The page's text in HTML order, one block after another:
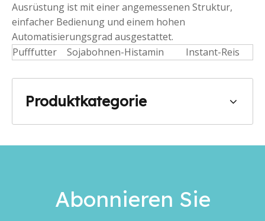
Ausrüstung ist mit einer angemessenen Struktur,
einfacher Bedienung und einem hohen
Automatisierungsgrad ausgestattet.
Pufffutter
Sojabohnen-Histamin Instant-Reis
Produktkategorie
Abonnieren Sie